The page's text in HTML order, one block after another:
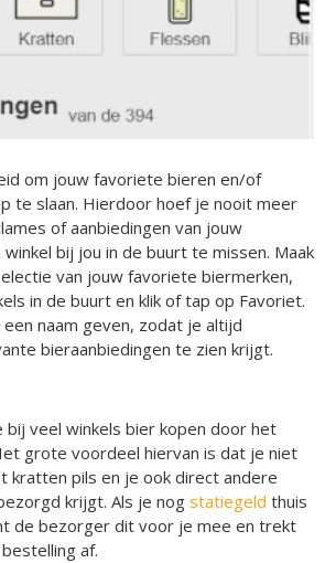
om jouw favoriete bieren en/of
te slaan. Hierdoor hoef je nooit meer
of aanbiedingen van jouw
bij jou in de buurt te missen. Maak
van jouw favoriete biermerken,
in de buurt en klik of tap op Favoriet.
naam geven, zodat je altijd
bieraanbiedingen te zien krijgt.
bij veel winkels bier kopen door het
grote voordeel hiervan is dat je niet
kratten pils en je ook direct andere
krijgt. Als je nogstatiegeld thuis
de bezorger dit voor je mee en trekt
af.